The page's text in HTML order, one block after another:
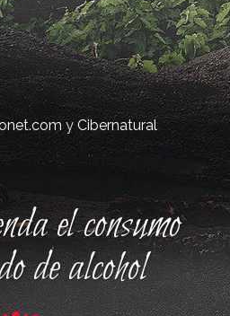
yCibernatural
el consumo
de alcohol